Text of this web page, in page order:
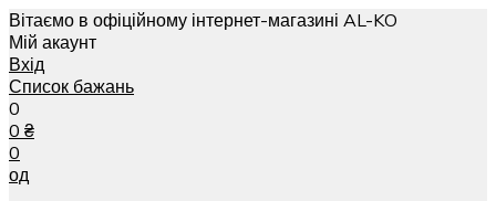
Вітаємо в офіційному інтернет-магазині AL-KO
Мій акаунт
Вхід
Список бажань
0
0 ₴
0
од